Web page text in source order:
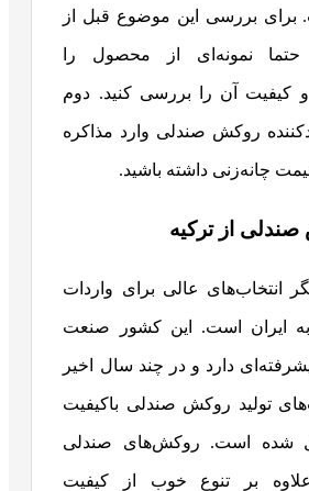
برای بررسی این موضوع قبل از
نمونه‌ای از محصول را
کیفیت آن را بررسی کنید. دوم
روکش صندلی وارد مذاکره
چانه‌زنی داشته باشید.
از ترکیه
انتخاب‌های عالی برای واردات
ایران است. این کشور صنعت
دارد و در چند سال اخیر
تولید روکش صندلی باکیفیت
شده است. روکش‌های صندلی
علاوه بر تنوع خوب از کیفیت